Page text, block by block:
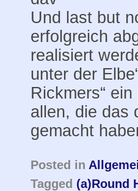
Und last but
erfolgreich
realisiert
unter der
Rickmers“
allen, die das
gemacht
Posted in
Tagged (a)Round